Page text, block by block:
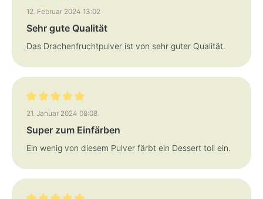
Bewertung mit 5 von 5 Sternen
12. Februar 2024 13:02
Sehr gute Qualität
Das Drachenfruchtpulver ist von sehr guter Qualität.
Bewertung mit 5 von 5 Sternen
21. Januar 2024 08:08
Super zum Einfärben
Ein wenig von diesem Pulver färbt ein Dessert toll ein.